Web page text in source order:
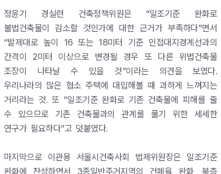
정윤기 경실련 건축정책위원은 “일조기준 완화로
불법건축물이 감소할 것인가에 대한 근거가 부족하다”면서
“발제대로 높이 16 또는 18미터 기준 인접대지경계선과의
간격이 2미터 이상으로 변경될 경우 또 다른 위법건축물
조장이 나타날 수 있을 것”이라는 의견을 보였다.
우리나라의 많은 협소 주택에 대입해볼 때 과하게 느껴지는
거리라는 것. 또 “일조기준 완화로 기존 건축물에 피해를 줄
수 있으므로 기존 건축물과의 관계를 풀기 위한 세세한
연구가 필요하다”고 덧붙였다.
마지막으로 이관용 서울시건축사회 법제위원장은 일조기준
완화에 찬성하면서 3종일반주거지역의 건폐율 완화, 북측